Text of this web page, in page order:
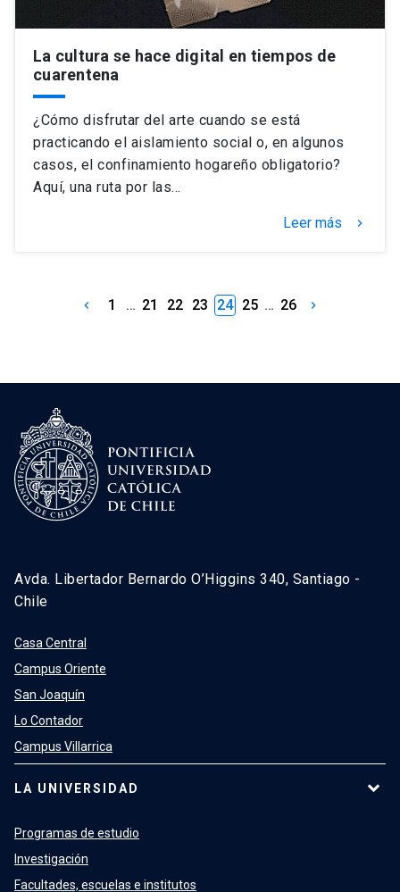
La cultura se hace digital en tiempos de
cuarentena
¿Cómo disfrutar del arte cuando se está
practicando el aislamiento social o, en algunos
casos, el confinamiento hogareño obligatorio?
Aquí, una ruta por las…
Leer más keyboard_arrow_right
keyboard_arrow_left 1 … 21 22 23 24 25 … 26 keyboard_arrow_right
Avda. Libertador Bernardo O’Higgins 340, Santiago -
Chile
Casa Central
Campus Oriente
San Joaquín
Lo Contador
Campus Villarrica
LA UNIVERSIDAD
Programas de estudio
Investigación
Facultades, escuelas e institutos